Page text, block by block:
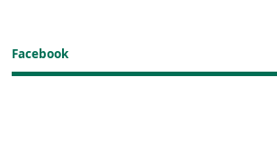
Facebook